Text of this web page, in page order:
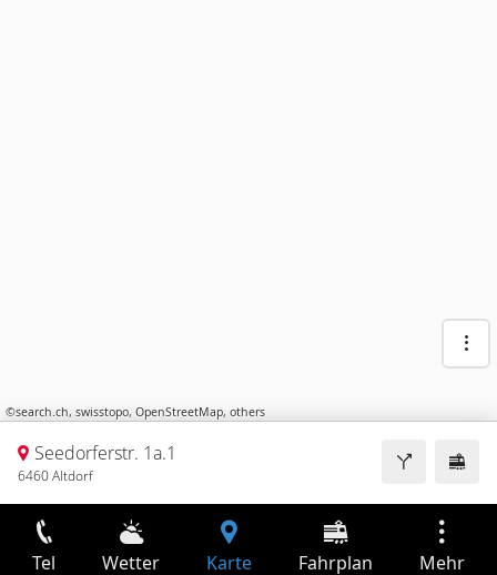
©search.ch, swisstopo, OpenStreetMap, others
Seedorferstr. 1a.1
6460 Altdorf
Tel Wetter Karte Fahrplan Mehr